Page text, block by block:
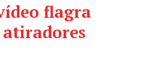
flagra
atiradores